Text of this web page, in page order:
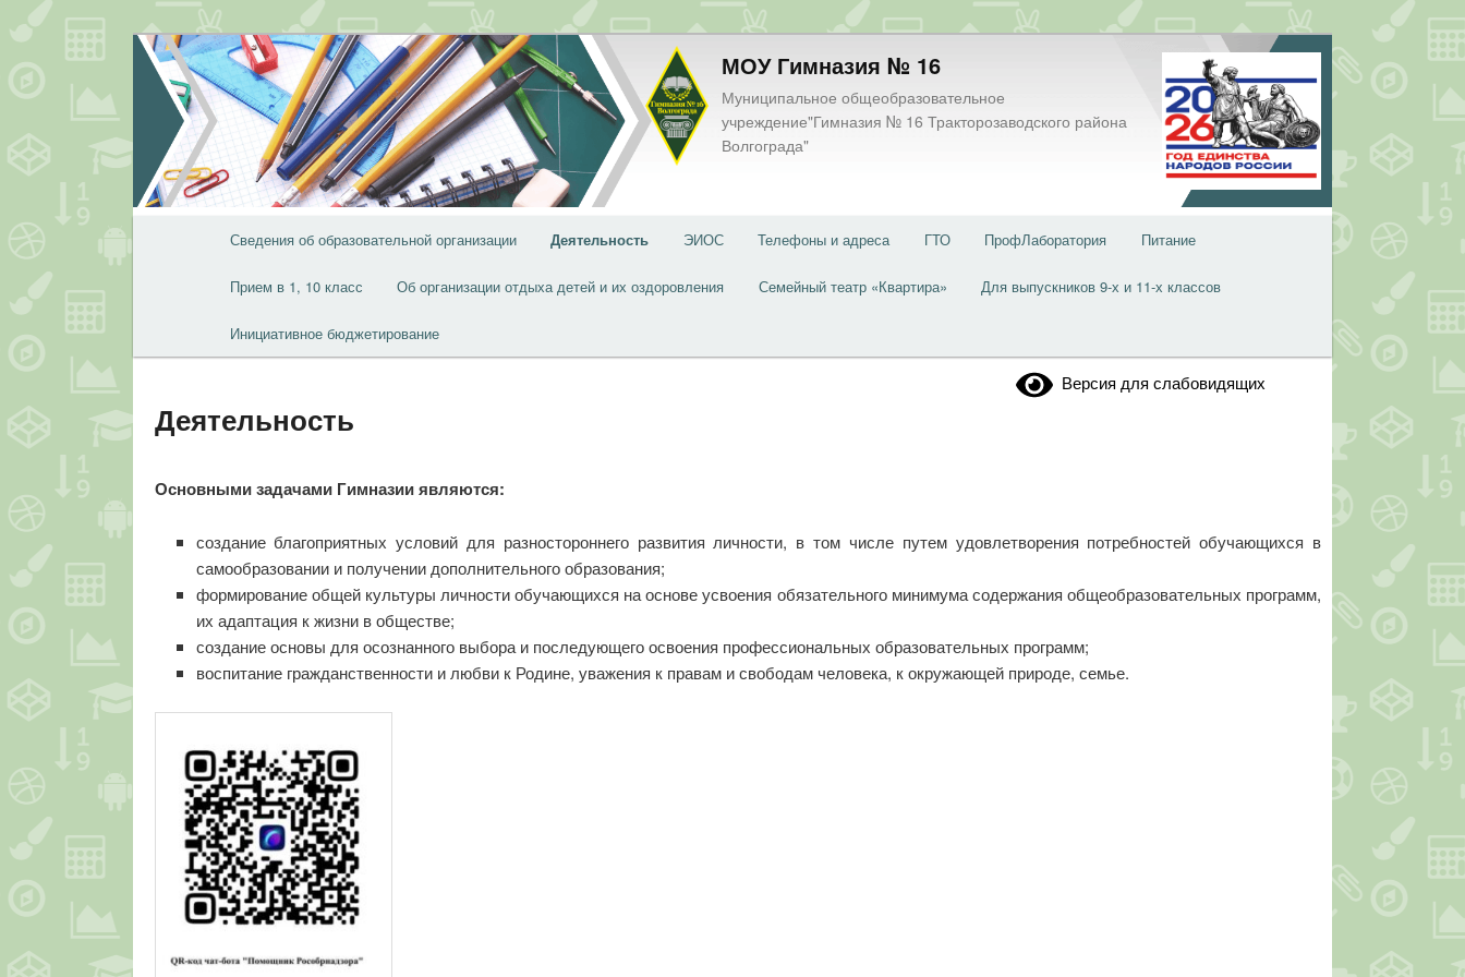
Перейти
к
основному
содержимому
МОУ Гимназия № 16
Муниципальное общеобразовательное
учреждение"Гимназия № 16 Тракторозаводского района
Волгограда"
Сведения об образовательной организации Деятельность ЭИОС Телефоны и адреса ГТО ПрофЛаборатория Питание
Прием в 1, 10 класс Об организации отдыха детей и их оздоровления Семейный театр «Квартира» Для выпускников 9-х и 11-х классов
Инициативное бюджетирование
Версия для слабовидящих
Деятельность
Основными задачами Гимназии являются:
создание благоприятных условий для разностороннего развития личности, в том числе путем удовлетворения потребностей обучающихся в
самообразовании и получении дополнительного образования;
формирование общей культуры личности обучающихся на основе усвоения обязательного минимума содержания общеобразовательных программ,
их адаптация к жизни в обществе;
создание основы для осознанного выбора и последующего освоения профессиональных образовательных программ;
воспитание гражданственности и любви к Родине, уважения к правам и свободам человека, к окружающей природе, семье.